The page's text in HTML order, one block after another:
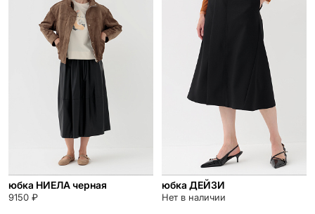
юбка НИЕЛА черная
9150 ₽
юбка ДЕЙЗИ
Нет в наличии